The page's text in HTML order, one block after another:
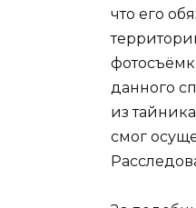
что его
данного
из
смог